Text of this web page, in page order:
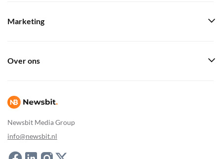
Newsbit Media Group
info@newsbit.nl
Marketing
Over ons